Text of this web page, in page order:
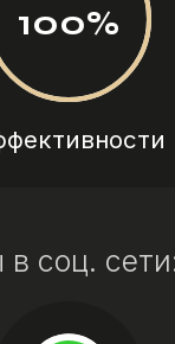
100%
соц.